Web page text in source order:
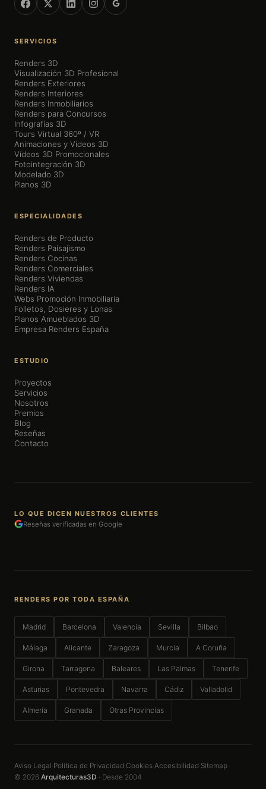
SERVICIOS
Renders 3D
Visualización 3D Profesional
Renders Exteriores
Renders Interiores
Renders Inmobiliarios
Renders para Concursos
Infografías 3D
Tours Virtual 360º / VR
Animaciones y Vídeos 3D
Vídeos 3D Promocionales
Fotointegración 3D
Modelado 3D
Planos 3D
ESPECIALIDADES
Renders de Producto
Renders Paisajismo
Renders Cocinas
Renders Comerciales
Renders Viviendas
Renders IA
Webs Promoción Inmobiliaria
Folletos, Dosieres y Lonas
Planos Amueblados 3D
Empresa Renders España
ESTUDIO
Proyectos
Servicios
Nosotros
Premios
Blog
Reseñas
Contacto
LO QUE DICEN NUESTROS CLIENTES
Reseñas verificadas en Google
RENDERS POR TODA ESPAÑA
Madrid Barcelona Valencia Sevilla Bilbao
Málaga Alicante Zaragoza Murcia A Coruña
Girona Tarragona Baleares Las Palmas Tenerife
Asturias Pontevedra Navarra Cádiz Valladolid
Almería Granada Otras Provincias
Aviso Legal·Política de Privacidad·Cookies·Accesibilidad·Sitemap
© 2026 Arquitecturas3D · Desde 2004